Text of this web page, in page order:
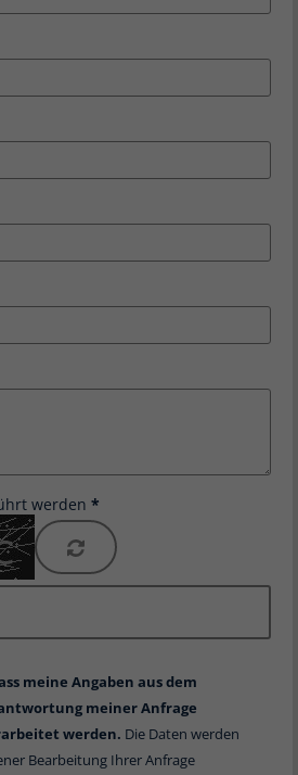
werden
meine Angaben aus dem
meiner Anfrage
werden. Die Daten werden
Bearbeitung Ihrer Anfrage